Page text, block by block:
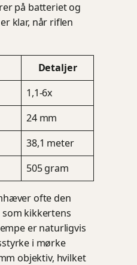
på batteriet og
klar, når riflen
Detaljer
1,1-6x
24 mm
38,1 meter
505 gram
ofte den
kikkertens
er naturligvis
i mørke
objektiv, hvilket